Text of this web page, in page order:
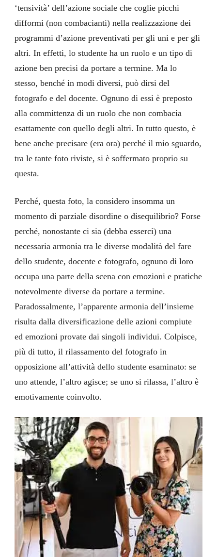
‘tensività’ dell’azione sociale che coglie picchi
difformi (non combacianti) nella realizzazione dei
programmi d’azione preventivati per gli uni e per gli
altri. In effetti, lo studente ha un ruolo e un tipo di
azione ben precisi da portare a termine. Ma lo
stesso, benché in modi diversi, può dirsi del
fotografo e del docente. Ognuno di essi è preposto
alla committenza di un ruolo che non combacia
esattamente con quello degli altri. In tutto questo, è
bene anche precisare (era ora) perché il mio sguardo,
tra le tante foto riviste, si è soffermato proprio su
questa.
Perché, questa foto, la considero insomma un
momento di parziale disordine o disequilibrio? Forse
perché, nonostante ci sia (debba esserci) una
necessaria armonia tra le diverse modalità del fare
dello studente, docente e fotografo, ognuno di loro
occupa una parte della scena con emozioni e pratiche
notevolmente diverse da portare a termine.
Paradossalmente, l’apparente armonia dell’insieme
risulta dalla diversificazione delle azioni compiute
ed emozioni provate dai singoli individui. Colpisce,
più di tutto, il rilassamento del fotografo in
opposizione all’attività dello studente esaminato: se
uno attende, l’altro agisce; se uno si rilassa, l’altro è
emotivamente coinvolto.